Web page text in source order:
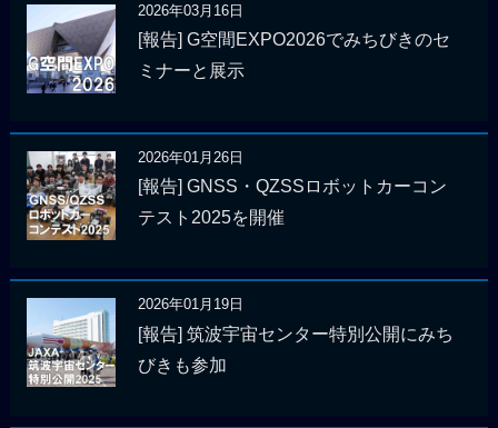
2026年03月16日
[報告] G空間EXPO2026でみちびきのセ
ミナーと展示
2026年01月26日
[報告] GNSS・QZSSロボットカーコン
テスト2025を開催
2026年01月19日
[報告] 筑波宇宙センター特別公開にみち
びきも参加